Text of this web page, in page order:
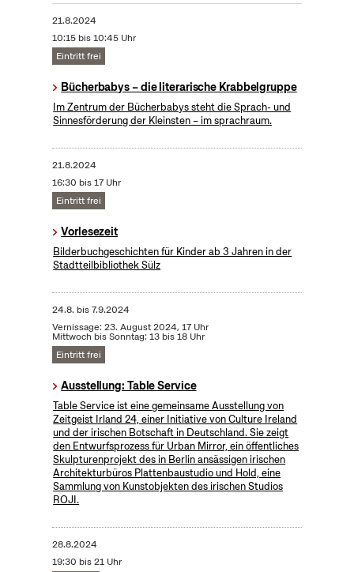
21.8.2024
10:15 bis 10:45 Uhr
Eintritt frei
Bücherbabys – die literarische Krabbelgruppe
Im Zentrum der Bücherbabys steht die Sprach- und
Sinnesförderung der Kleinsten – im sprachraum.
21.8.2024
16:30 bis 17 Uhr
Eintritt frei
Vorlesezeit
Bilderbuchgeschichten für Kinder ab 3 Jahren in der
Stadtteilbibliothek Sülz
24.8. bis7.9.2024
Vernissage: 23. August 2024, 17 Uhr
Mittwoch bis Sonntag: 13 bis 18 Uhr
Eintritt frei
Ausstellung: Table Service
Table Service ist eine gemeinsame Ausstellung von
Zeitgeist Irland 24, einer Initiative von Culture Ireland
und der irischen Botschaft in Deutschland. Sie zeigt
den Entwurfsprozess für Urban Mirror, ein öffentliches
Skulpturenprojekt des in Berlin ansässigen irischen
Architekturbüros Plattenbaustudio und Hold, eine
Sammlung von Kunstobjekten des irischen Studios
ROJI.
28.8.2024
19:30 bis 21 Uhr